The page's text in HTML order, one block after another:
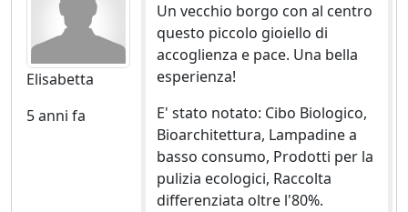
Elisabetta
5 anni fa
Un vecchio borgo con al centro
questo piccolo gioiello di
accoglienza e pace. Una bella
esperienza!
E' stato notato: Cibo Biologico,
Bioarchitettura, Lampadine a
basso consumo, Prodotti per la
pulizia ecologici, Raccolta
differenziata oltre l'80%.